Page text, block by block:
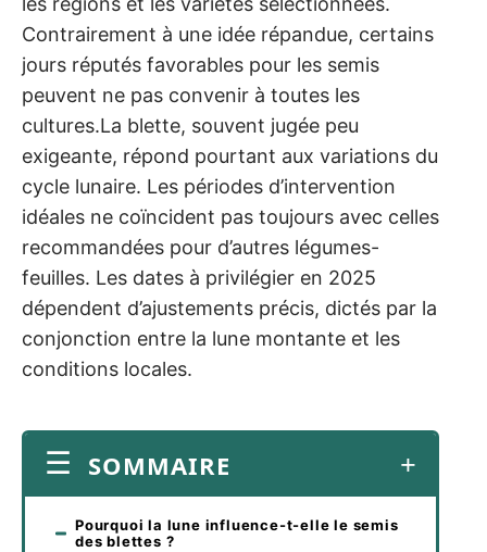
Contrairement à une idée répandue, certains
jours réputés favorables pour les semis
peuvent ne pas convenir à toutes les
cultures.La blette, souvent jugée peu
exigeante, répond pourtant aux variations du
cycle lunaire. Les périodes d’intervention
idéales ne coïncident pas toujours avec celles
recommandées pour d’autres légumes-
feuilles. Les dates à privilégier en 2025
dépendent d’ajustements précis, dictés par la
conjonction entre la lune montante et les
conditions locales.
SOMMAIRE
Pourquoi la lune influence-t-elle le semis
des blettes ?